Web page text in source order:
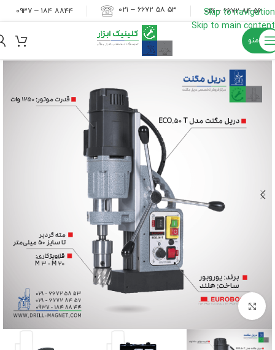
Skip to navigation
Skip to main content
۵۶ ۸۴ ۶۶۷۲ – ۰۲۱ ۵۳ ۵۸ ۶۶۷۲ – ۰۲۱ ۸۸۴۴ ۱۸۴ – ۰۹۳۷
منو
برای بزرگنمایی کلیک کنید